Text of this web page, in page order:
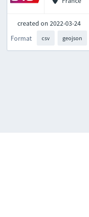
created on 2022-03-24
Format
csv geojson